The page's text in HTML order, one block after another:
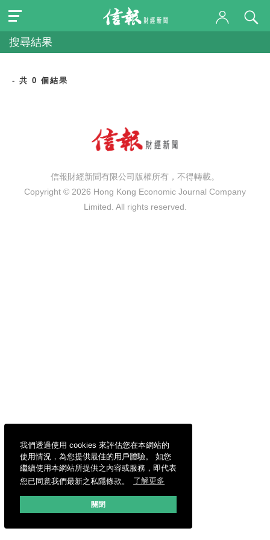
我們透過使用 cookies 來評估您在本網站的
使用情況，為您提供最佳的用戶體驗。 如您
繼續使用本網站所提供之內容或服務，即代表
您已同意我們最新之私隱條款。
了解更多
關閉
搜尋結果
- 共 0 個結果
信報財經新聞有限公司版權所有，不得轉載。
Copyright © 2026 Hong Kong Economic Journal Company
Limited. All rights reserved.